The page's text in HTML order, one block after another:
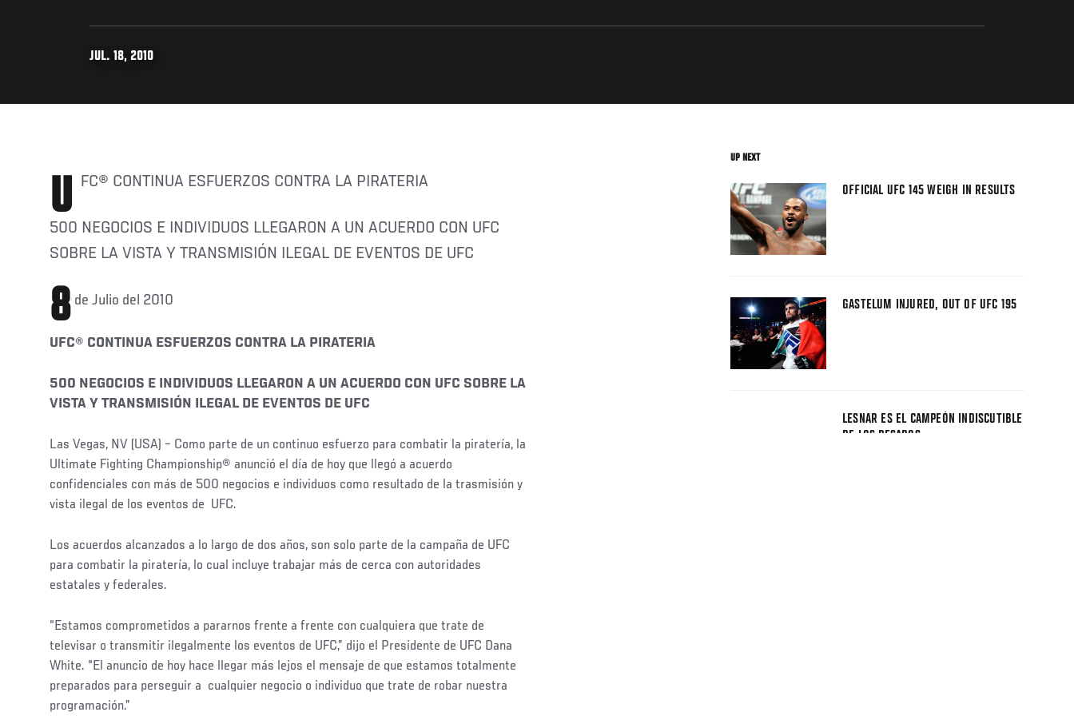
JUL. 18, 2010
UFC® CONTINUA ESFUERZOS CONTRA LA PIRATERIA
500 NEGOCIOS E INDIVIDUOS LLEGARON A UN ACUERDO CON UFC
SOBRE LA VISTA Y TRANSMISIÓN ILEGAL DE EVENTOS DE UFC
8 de Julio del 2010
UFC® CONTINUA ESFUERZOS CONTRA LA PIRATERIA
500 NEGOCIOS E INDIVIDUOS LLEGARON A UN ACUERDO CON UFC SOBRE LA
VISTA Y TRANSMISIÓN ILEGAL DE EVENTOS DE UFC
Las Vegas, NV (USA) – Como parte de un continuo esfuerzo para combatir la piratería, la
Ultimate Fighting Championship® anunció el día de hoy que llegó a acuerdo
confidenciales con más de 500 negocios e individuos como resultado de la trasmisión y
vista ilegal de los eventos de UFC.
Los acuerdos alcanzados a lo largo de dos años, son solo parte de la campaña de UFC
para combatir la piratería, lo cual incluye trabajar más de cerca con autoridades
estatales y federales.
“Estamos comprometidos a pararnos frente a frente con cualquiera que trate de
televisar o transmitir ilegalmente los eventos de UFC,” dijo el Presidente de UFC Dana
White. “El anuncio de hoy hace llegar más lejos el mensaje de que estamos totalmente
preparados para perseguir a cualquier negocio o individuo que trate de robar nuestra
programación.”
UP NEXT
OFFICIAL UFC 145 WEIGH IN RESULTS
GASTELUM INJURED, OUT OF UFC 195
LESNAR ES EL CAMPEÓN INDISCUTIBLE
DE LOS PESADOS